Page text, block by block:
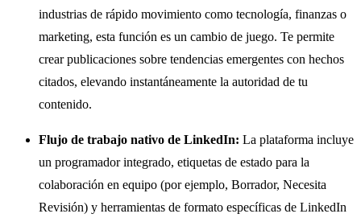
industrias de rápido movimiento como tecnología, finanzas o
marketing, esta función es un cambio de juego. Te permite
crear publicaciones sobre tendencias emergentes con hechos
citados, elevando instantáneamente la autoridad de tu
contenido.
Flujo de trabajo nativo de LinkedIn: La plataforma incluye
un programador integrado, etiquetas de estado para la
colaboración en equipo (por ejemplo, Borrador, Necesita
Revisión) y herramientas de formato específicas de LinkedIn